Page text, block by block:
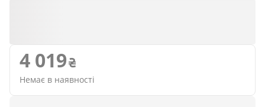
4 019
Немає в наявності